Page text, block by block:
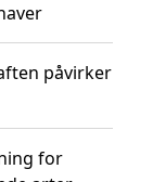
påvirker
for